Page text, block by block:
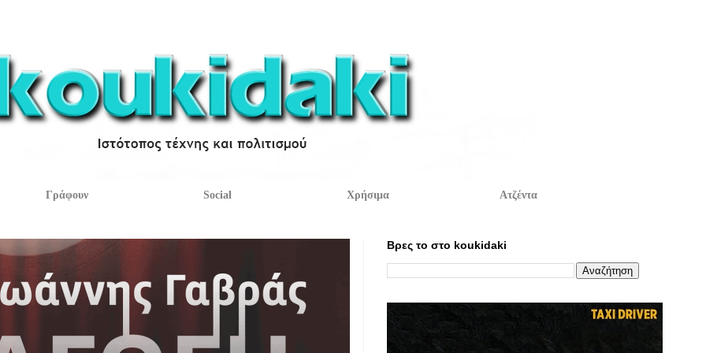
Γράφουν Social Χρήσιμα Ατζέντα
Βρες το στο koukidaki